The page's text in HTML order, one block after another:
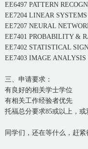
EE6497 PATTERN
EE7204 LINEAR SYSTEMS
EE7207 NEURAL
EE7401 PROBABILITY &
EE7402 STATISTICAL
EE7403 IMAGE
三、申请要求：
有良好的相关学士学位
有相关工作经验者优先
托福总分要求85或以上，
同学们，还在等什么，赶紧